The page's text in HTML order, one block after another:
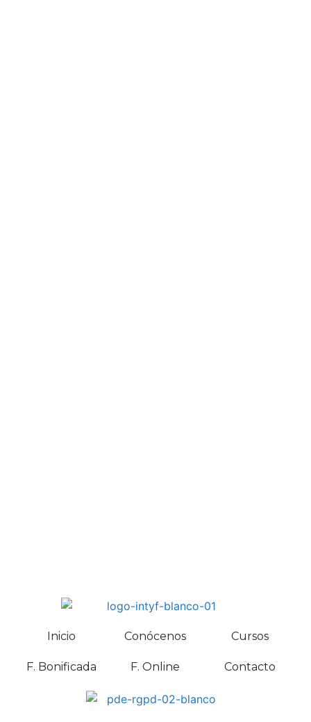
Inicio Conócenos Cursos
F. Bonificada F. Online Contacto